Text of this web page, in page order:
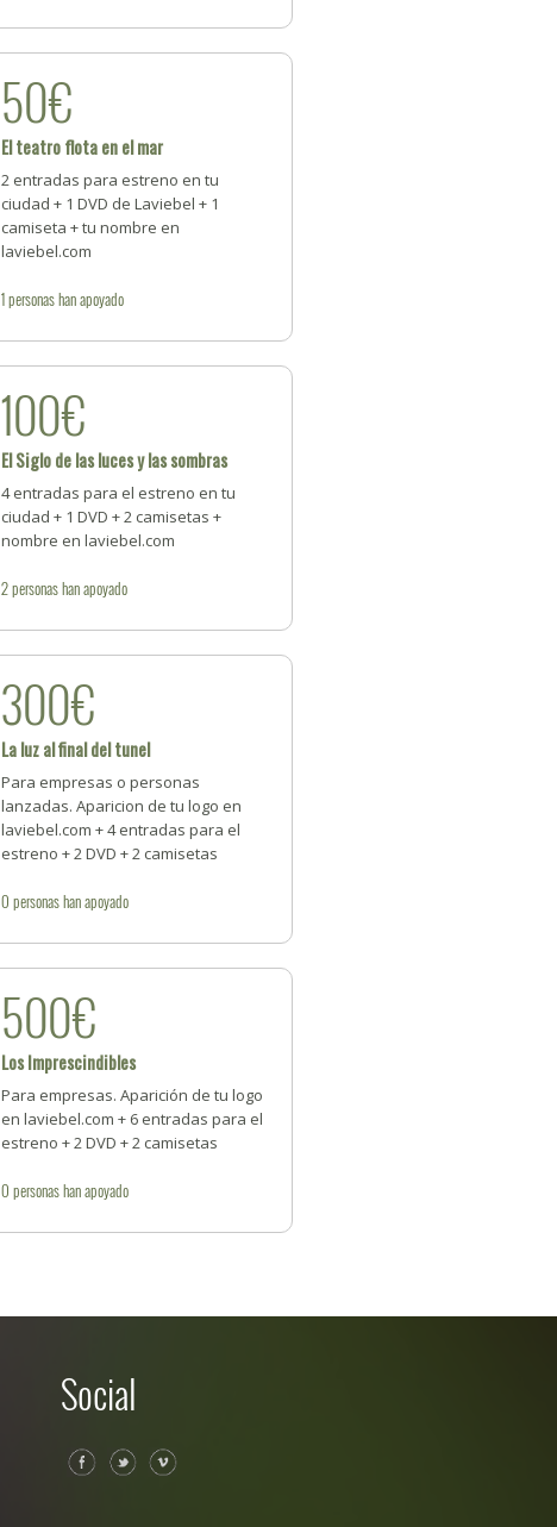
50€
El teatro flota en el mar
2 entradas para estreno en tu
ciudad + 1 DVD de Laviebel + 1
camiseta + tu nombre en
laviebel.com
1personashan apoyado
100€
El Siglo de las luces y las sombras
4 entradas para el estreno en tu
ciudad + 1 DVD + 2 camisetas +
nombre en laviebel.com
2personashan apoyado
300€
La luz al final del tunel
Para empresas o personas
lanzadas. Aparicion de tu logo en
laviebel.com + 4 entradas para el
estreno + 2 DVD + 2 camisetas
0personashan apoyado
500€
Los Imprescindibles
Para empresas. Aparición de tu logo
en laviebel.com + 6 entradas para el
estreno + 2 DVD + 2 camisetas
0personashan apoyado
Social